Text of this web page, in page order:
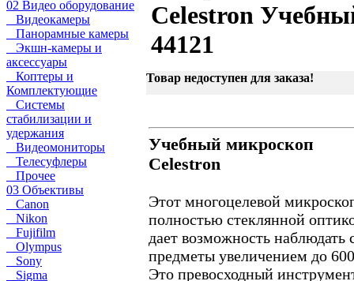
02 Видео оборудование
Видеокамеры
Панорамные камеры
Экшн-камеры и
аксессуары
Коптеры и
Комплектующие
Системы
стабилизации и
удержания
Видеомониторы
Телесуфлеры
Прочее
03 Объективы
Canon
Nikon
Fujifilm
Olympus
Sony
Sigma
Celestron
44121
Товар недоступен для заказа!
Учебный микроскоп
Celestron
Этот многоцелевой
полностью стеклянной
дает возможность наблюдать
предметы увеличением до
Это превосходный